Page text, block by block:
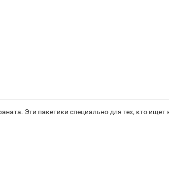
Эти пакетики специально для тех, кто